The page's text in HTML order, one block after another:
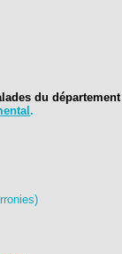
du département
.